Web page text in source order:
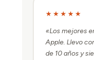
★★★★★
«Los mejores
Apple. Llevo
de 10 años y